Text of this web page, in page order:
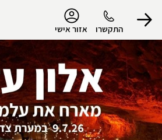
התקשרו אזור אישי